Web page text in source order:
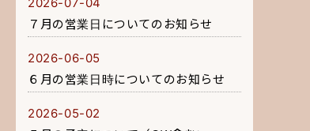
７月の営業日についてのお知らせ
2026-06-05
６月の営業日時についてのお知らせ
2026-05-02